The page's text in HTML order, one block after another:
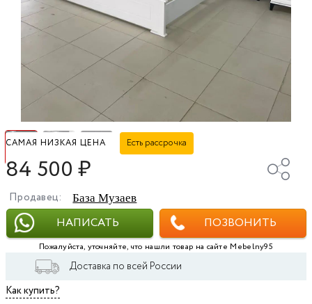
САМАЯ НИЗКАЯ ЦЕНА Есть рассрочка
84 500₽
Продавец: База Музаев
НАПИСАТЬ ПОЗВОНИТЬ
Пожалуйста, уточняйте, что нашли товар на сайте Mebelny95
Доставка по всей России
Как купить?